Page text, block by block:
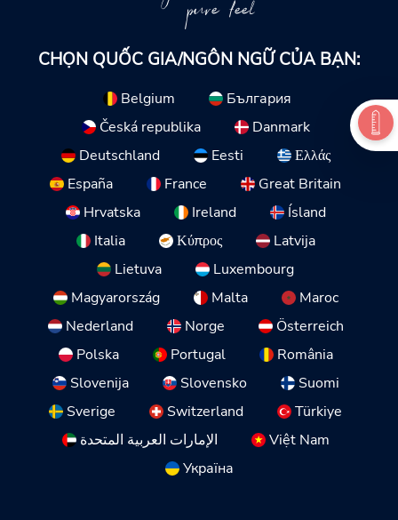
pure feel
CHỌN QUỐC GIA/NGÔN NGỮ CỦA BẠN:
Belgium
България
Česká republika
Danmark
Deutschland
Eesti
Ελλάς
España
France
Great Britain
Hrvatska
Ireland
Ísland
Italia
Κύπρος
Latvija
Lietuva
Luxembourg
Magyarország
Malta
Maroc
Nederland
Norge
Österreich
Polska
Portugal
România
Slovenija
Slovensko
Suomi
Sverige
Switzerland
Türkiye
الإمارات العربية المتحدة
Việt Nam
Україна